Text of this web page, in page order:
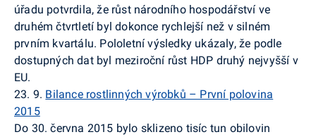
úřadu potvrdila, že růst národního hospodářství ve
druhém čtvrtletí byl dokonce rychlejší než v silném
prvním kvartálu. Pololetní výsledky ukázaly, že podle
dostupných dat byl meziroční růst HDP druhý nejvyšší v
EU.
23. 9. Bilance rostlinných výrobků – První polovina
2015
Do 30. června 2015 bylo sklizeno tisíc tun obilovin